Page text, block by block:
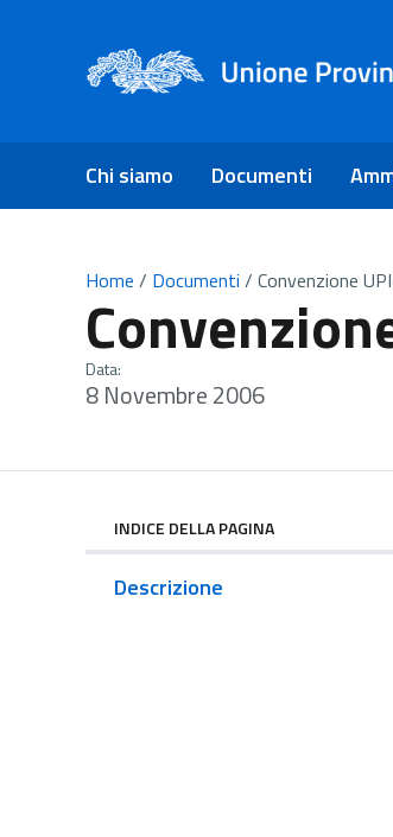
Chi siamo Documenti
Home / Documenti / Convenzione
Data:
8 Novembre 2006
INDICE DELLA PAGINA
Descrizione